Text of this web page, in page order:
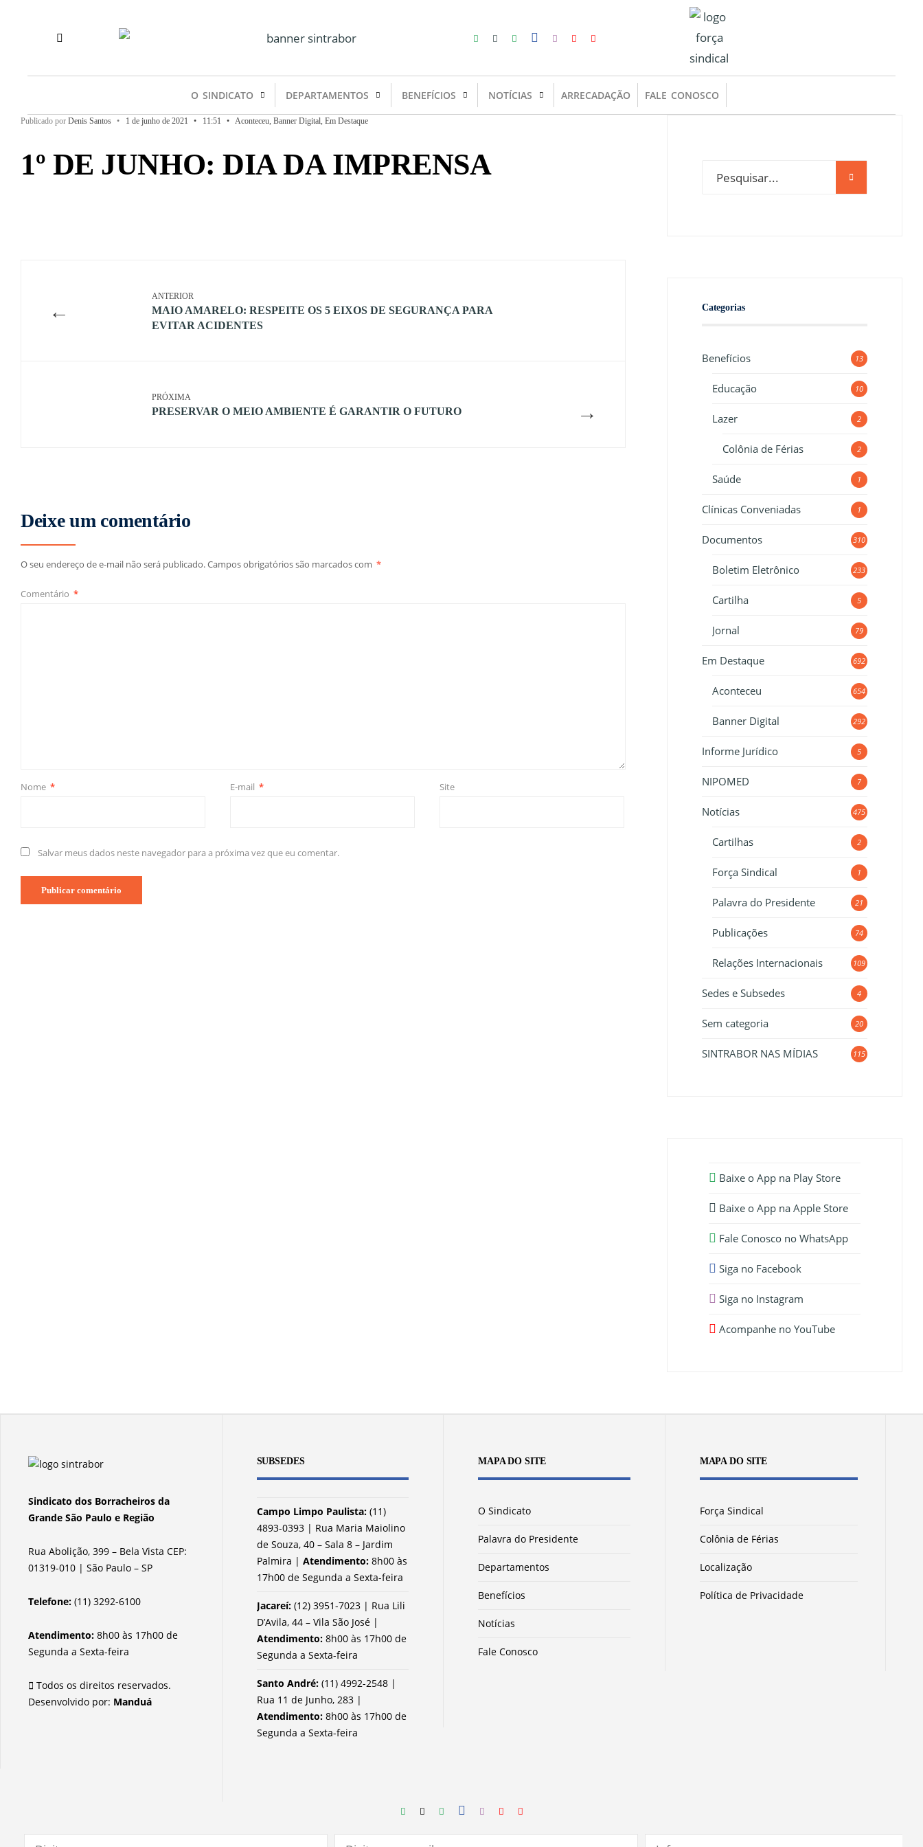
O SINDICATO DEPARTAMENTOS BENEFÍCIOS NOTÍCIAS ARRECADAÇÃO FALE CONOSCO
Publicado por Denis Santos • 1 de junho de 2021 • 11:51 • Aconteceu, Banner Digital, Em Destaque
1º DE JUNHO: DIA DA IMPRENSA
←
ANTERIOR
MAIO AMARELO: RESPEITE OS 5 EIXOS DE SEGURANÇA PARA
EVITAR ACIDENTES
→
PRÓXIMA
PRESERVAR O MEIO AMBIENTE É GARANTIR O FUTURO
Deixe um comentário
O seu endereço de e-mail não será publicado.Campos obrigatórios são marcados com *
Comentário *
Nome * E-mail * Site
Salvar meus dados neste navegador para a próxima vez que eu comentar.
Categorias
Benefícios 13
Educação 10
Lazer 2
Colônia de Férias 2
Saúde 1
Clínicas Conveniadas 1
Documentos 310
Boletim Eletrônico 233
Cartilha 5
Jornal 79
Em Destaque 692
Aconteceu 654
Banner Digital 292
Informe Jurídico 5
NIPOMED 7
Notícias 475
Cartilhas 2
Força Sindical 1
Palavra do Presidente 21
Publicações 74
Relações Internacionais 109
Sedes e Subsedes 4
Sem categoria 20
SINTRABOR NAS MÍDIAS 115
Baixe o App na Play Store
Baixe o App na Apple Store
Fale Conosco no WhatsApp
Siga no Facebook
Siga no Instagram
Acompanhe no YouTube
Sindicato dos Borracheiros da
Grande São Paulo e Região
Rua Abolição, 399 – Bela Vista CEP:
01319-010 | São Paulo – SP
Telefone: (11) 3292-6100
Atendimento: 8h00 às 17h00 de
Segunda a Sexta-feira
Todos os direitos reservados.
Desenvolvido por: Manduá
SUBSEDES
Campo Limpo Paulista:(11)
4893-0393 | Rua Maria Maiolino
de Souza, 40 – Sala 8 – Jardim
Palmira | Atendimento: 8h00 às
17h00 de Segunda a Sexta-feira
Jacareí:(12) 3951-7023 | Rua Lili
D’Avila, 44 – Vila São José |
Atendimento: 8h00 às 17h00 de
Segunda a Sexta-feira
Santo André: (11) 4992-2548 |
Rua 11 de Junho, 283 |
Atendimento: 8h00 às 17h00 de
Segunda a Sexta-feira
MAPA DO SITE
O Sindicato
Palavra do Presidente
Departamentos
Benefícios
Notícias
Fale Conosco
MAPA DO SITE
Força Sindical
Colônia de Férias
Localização
Política de Privacidade